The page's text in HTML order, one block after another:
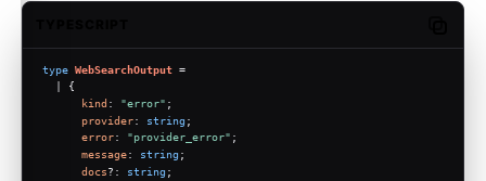
type WebSearchOutput =
  | {
kind : "error" ;
provider: string ;
error: "provider_error" ;
message: string ;
docs?: string ;